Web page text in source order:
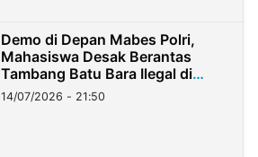
Demo di Depan Mabes Polri,
Mahasiswa Desak Berantas
Tambang Batu Bara Ilegal di
Lampung
14/07/2026 - 21:50